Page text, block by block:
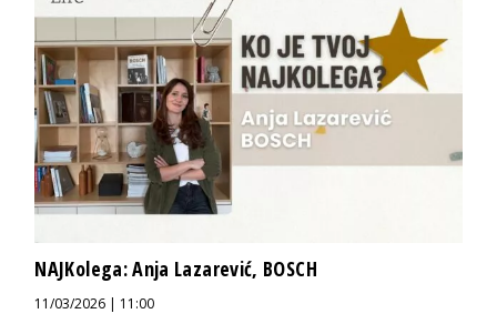
NAJKolega: Anja Lazarević, BOSCH
11/03/2026 | 11:00